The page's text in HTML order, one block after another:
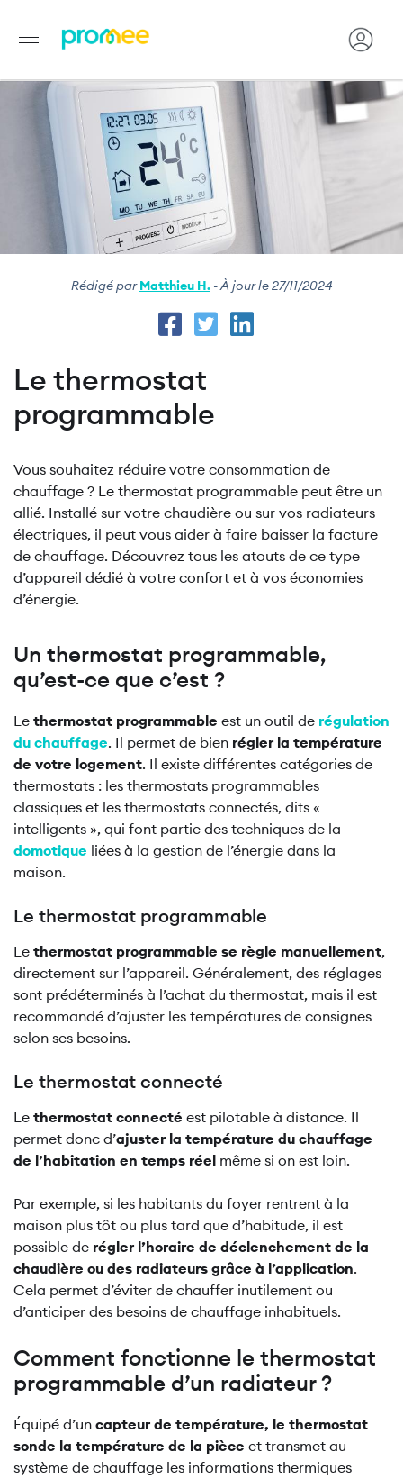
Aller
au
contenu
principal
Rédigé parMatthieu H.- À jour le 27/11/2024
Le thermostat
programmable
Vous souhaitez réduire votre consommation de
chauffage ? Le thermostat programmable peut être un
allié. Installé sur votre chaudière ou sur vos radiateurs
électriques, il peut vous aider à faire baisser la facture
de chauffage. Découvrez tous les atouts de ce type
d’appareil dédié à votre confort et à vos économies
d’énergie.
Un thermostat programmable,
qu’est-ce que c’est ?
Le thermostat programmable est un outil de régulation
du chauffage. Il permet de bien régler la température
de votre logement. Il existe différentes catégories de
thermostats : les thermostats programmables
classiques et les thermostats connectés, dits «
intelligents », qui font partie des techniques de la
domotique liées à la gestion de l’énergie dans la
maison.
Le thermostat programmable
Le thermostat programmable se règle manuellement,
directement sur l’appareil. Généralement, des réglages
sont prédéterminés à l’achat du thermostat, mais il est
recommandé d’ajuster les températures de consignes
selon ses besoins.
Le thermostat connecté
Le thermostat connecté est pilotable à distance. Il
permet donc d’ajuster la température du chauffage
de l’habitation en temps réel même si on est loin.
Par exemple, si les habitants du foyer rentrent à la
maison plus tôt ou plus tard que d’habitude, il est
possible de régler l’horaire de déclenchement de la
chaudière ou des radiateurs grâce à l’application.
Cela permet d’éviter de chauffer inutilement ou
d’anticiper des besoins de chauffage inhabituels.
Comment fonctionne le thermostat
programmable d’un radiateur ?
Équipé d’un capteur de température, le thermostat
sonde la température de la pièce et transmet au
système de chauffage les informations thermiques